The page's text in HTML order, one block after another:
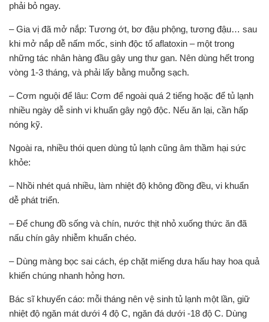
phải bỏ ngay.
–Gia vị đã mở nắp: Tương ớt, bơ đậu phộng, tương đậu… sau
khi mở nắp dễ nấm mốc, sinh độc tố aflatoxin – một trong
những tác nhân hàng đầu gây ung thư gan. Nên dùng hết trong
vòng 1-3 tháng, và phải lấy bằng muỗng sạch.
–Cơm nguội để lâu: Cơm để ngoài quá 2 tiếng hoặc để tủ lạnh
nhiều ngày dễ sinh vi khuẩn gây ngộ độc. Nếu ăn lại, cần hấp
nóng kỹ.
Ngoài ra, nhiều thói quen dùng tủ lạnh cũng âm thầm hại sức
khỏe:
– Nhồi nhét quá nhiều, làm nhiệt độ không đồng đều, vi khuẩn
dễ phát triển.
– Để chung đồ sống và chín, nước thịt nhỏ xuống thức ăn đã
nấu chín gây nhiễm khuẩn chéo.
– Dùng màng bọc sai cách, ép chặt miếng dưa hấu hay hoa quả
khiến chúng nhanh hỏng hơn.
Bác sĩ khuyến cáo: mỗi tháng nên vệ sinh tủ lạnh một lần, giữ
nhiệt độ ngăn mát dưới 4 độ C, ngăn đá dưới -18 độ C. Dùng